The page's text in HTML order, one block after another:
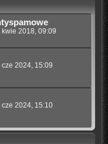
kwie 2018, 09:09
cze 2024, 15:09
cze 2024, 15:10